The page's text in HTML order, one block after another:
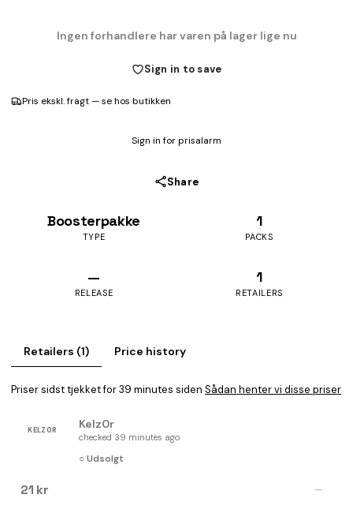
Ingen forhandlere har varen på lager lige nu
Sign in to save
Pris ekskl. fragt — se hos butikken
Sign in for prisalarm
Share
Boosterpakke
TYPE
1
PACKS
—
RELEASE
1
RETAILERS
Retailers (1) Price history
Priser sidst tjekket for 39 minutes siden Sådan henter vi disse priser
KELZ0R Kelz0r
checked 39 minutes ago
○ Udsolgt
21 kr —